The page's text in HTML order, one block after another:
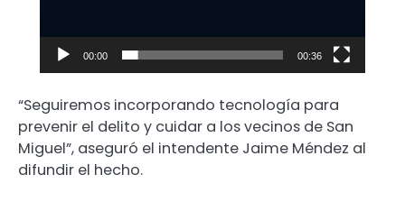
00:00 00:36
“Seguiremos incorporando tecnología para
prevenir el delito y cuidar a los vecinos de San
Miguel”, aseguró el intendente Jaime Méndez al
difundir el hecho.